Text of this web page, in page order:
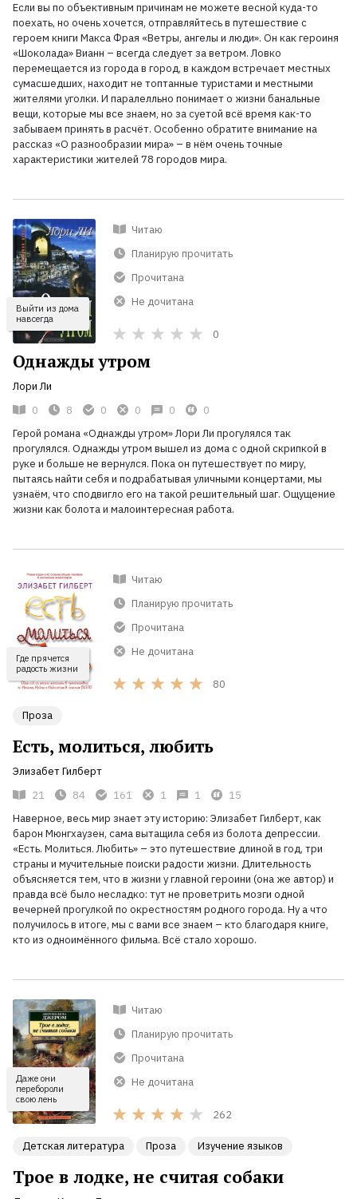
Если вы по объективным причинам не можете весной куда-то
поехать, но очень хочется, отправляйтесь в путешествие с
героем книги Макса Фрая «Ветры, ангелы и люди». Он как героиня
«Шоколада» Вианн – всегда следует за ветром. Ловко
перемещается из города в город, в каждом встречает местных
сумасшедших, находит не топтанные туристами и местными
жителями уголки. И паралелльно понимает о жизни банальные
вещи, которые мы все знаем, но за суетой всё время как-то
забываем принять в расчёт. Особенно обратите внимание на
рассказ «О разнообразии мира» – в нём очень точные
характеристики жителей 78 городов мира.
Выйти из дома
навсегда
Читаю
Планирую прочитать
Прочитана
Не дочитана
0
Однажды утром
Лори Ли
0
8 0 0 0
0
Герой романа «Однажды утром» Лори Ли прогулялся так
прогулялся. Однажды утром вышел из дома с одной скрипкой в
руке и больше не вернулся. Пока он путешествует по миру,
пытаясь найти себя и подрабатывая уличными концертами, мы
узнаём, что сподвигло его на такой решительный шаг. Ощущение
жизни как болота и малоинтересная работа.
Где прячется
радость жизни
Читаю
Планирую прочитать
Прочитана
Не дочитана
80
Проза
Есть, молиться, любить
Элизабет Гилберт
21
84 161 1 1
15
Наверное, весь мир знает эту историю: Элизабет Гилберт, как
барон Мюнгхаузен, сама вытащила себя из болота депрессии.
«Есть. Молиться. Любить» – это путешествие длиной в год, три
страны и мучительные поиски радости жизни. Длительность
объясняется тем, что в жизни у главной героини (она же автор) и
правда всё было несладко: тут не проветрить мозги одной
вечерней прогулкой по окрестностям родного города. Ну а что
получилось в итоге, мы с вами все знаем – кто благодаря книге,
кто из одноимённого фильма. Всё стало хорошо.
Даже они
перебороли
свою лень
Читаю
Планирую прочитать
Прочитана
Не дочитана
262
Детская литература Проза Изучение языков
Трое в лодке, не считая собаки